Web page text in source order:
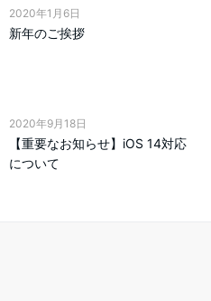
2020年1月6日
新年のご挨拶
2020年9月18日
【重要なお知らせ】iOS 14対応
について